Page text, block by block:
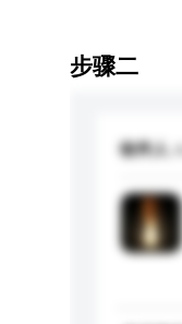
步骤二
收件人